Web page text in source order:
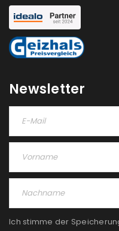
Ich stimme zu
Ja, ich möchte ein
Newsletter
Ich stimme der